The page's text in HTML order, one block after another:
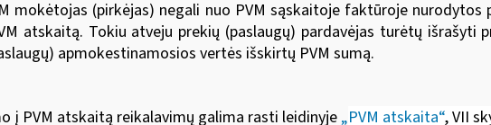
mokėtojas (pirkėjas) negali nuo PVM sąskaitoje faktūroje nurodytos
atskaitą. Tokiu atveju prekių (paslaugų) pardavėjas turėtų išrašyti
apmokestinamosios vertės išskirtų PVM sumą.
į PVM atskaitą reikalavimų galima rasti leidinyje „PVM atskaita“, VII